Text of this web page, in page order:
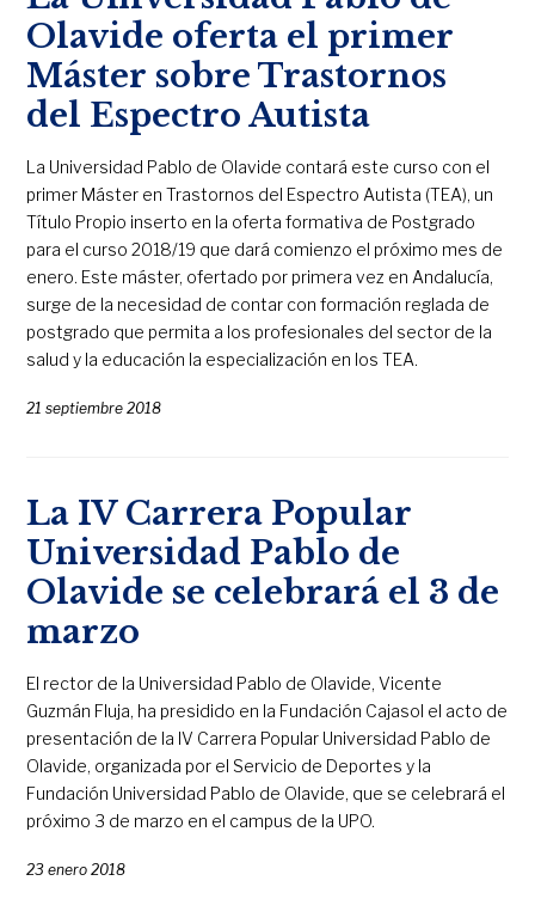
Olavide oferta el primer
Máster sobre Trastornos
del Espectro Autista
La Universidad Pablo de Olavide contará este curso con el
primer Máster en Trastornos del Espectro Autista (TEA), un
Título Propio inserto en la oferta formativa de Postgrado
para el curso 2018/19 que dará comienzo el próximo mes de
enero. Este máster, ofertado por primera vez en Andalucía,
surge de la necesidad de contar con formación reglada de
postgrado que permita a los profesionales del sector de la
salud y la educación la especialización en los TEA.
21 septiembre 2018
La IV Carrera Popular
Universidad Pablo de
Olavide se celebrará el 3 de
marzo
El rector de la Universidad Pablo de Olavide, Vicente
Guzmán Fluja, ha presidido en la Fundación Cajasol el acto de
presentación de la IV Carrera Popular Universidad Pablo de
Olavide, organizada por el Servicio de Deportes y la
Fundación Universidad Pablo de Olavide, que se celebrará el
próximo 3 de marzo en el campus de la UPO.
23 enero 2018